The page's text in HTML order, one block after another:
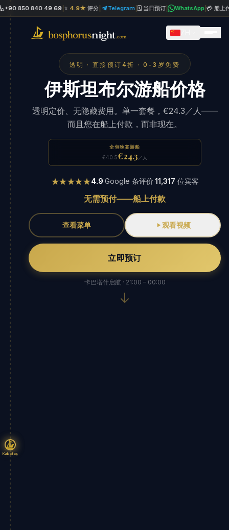
Kabataş
850 840 49 69|⭐4.9★评分 | Telegram|🗓 当日预订| WhatsApp|💳 船上付款|
透明 · 直接预订4折 · 0-3岁免费
伊斯坦布尔游船价格
透明定价、无隐藏费用。单一套餐，€24.3／人——
而且您在船上付款，而非现在。
全包晚宴游船
€40.5€24.3 ／人
★★★★★4.9·Google 条评价·11,317 位宾客
无需预付——船上付款
查看菜单 观看视频
立即预订
卡巴塔什启航 · 21:00 – 00:00